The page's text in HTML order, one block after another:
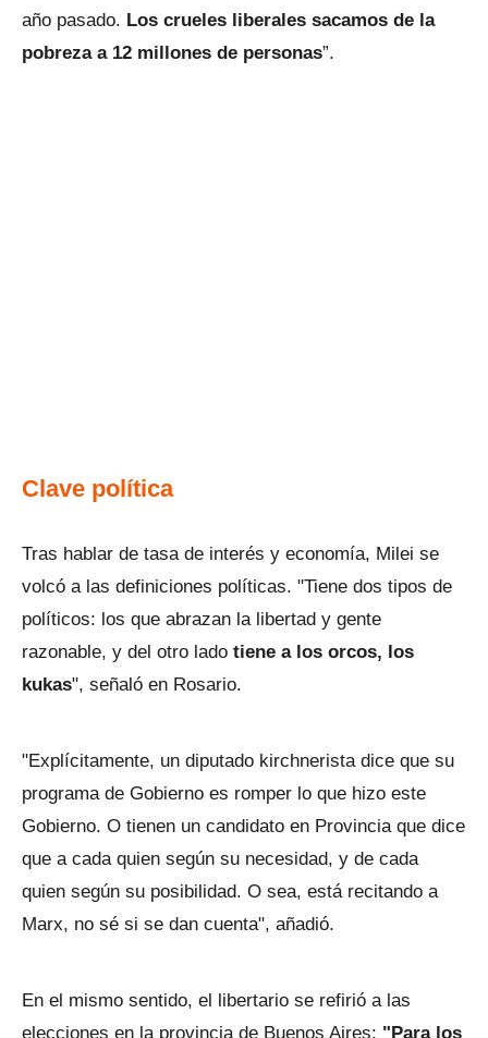
año pasado. Los crueles liberales sacamos de la
pobreza a 12 millones de personas”.
Clave política
Tras hablar de tasa de interés y economía, Milei se
volcó a las definiciones políticas. "Tiene dos tipos de
políticos: los que abrazan la libertad y gente
razonable, y del otro lado tiene a los orcos, los
kukas", señaló en Rosario.
"Explícitamente, un diputado kirchnerista dice que su
programa de Gobierno es romper lo que hizo este
Gobierno. O tienen un candidato en Provincia que dice
que a cada quien según su necesidad, y de cada
quien según su posibilidad. O sea, está recitando a
Marx, no sé si se dan cuenta", añadió.
En el mismo sentido, el libertario se refirió a las
elecciones en la provincia de Buenos Aires: "Para los